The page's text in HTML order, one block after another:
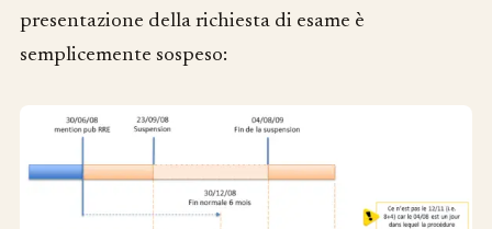
presentazione della richiesta di esame è
semplicemente sospeso: